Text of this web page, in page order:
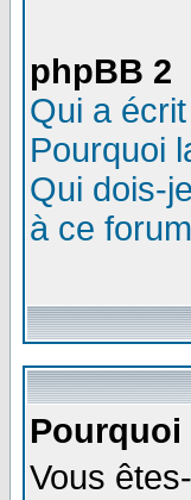
phpBB 2
Qui a
Pourquoi
Qui dois-
à ce
Pourquoi
Vous